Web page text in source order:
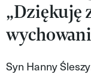
VIVA!MODA
VIVA!LIFESTYLE
VIVA!MAN
„Dziękuję
Syn Hanny